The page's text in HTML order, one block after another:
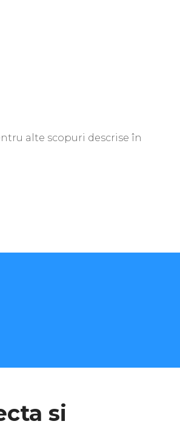
alte scopuri descrise în
si